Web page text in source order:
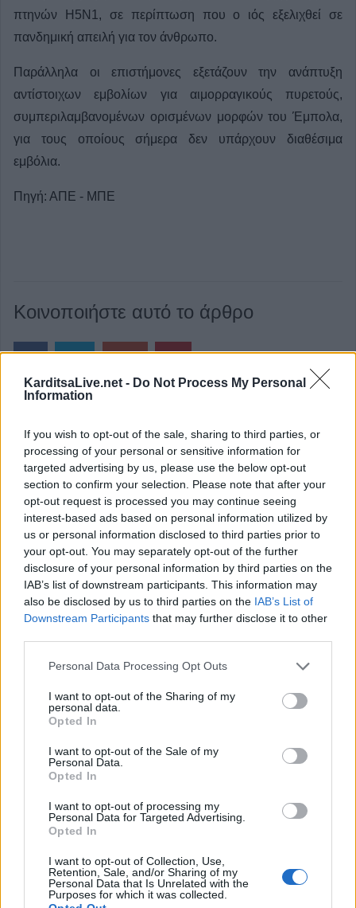
KarditsaLive.net - Do Not Process My Personal
Information
If you wish to opt-out of the sale, sharing to third parties, or
processing of your personal or sensitive information for
targeted advertising by us, please use the below opt-out
section to confirm your selection. Please note that after your
opt-out request is processed you may continue seeing
interest-based ads based on personal information utilized by
us or personal information disclosed to third parties prior to
your opt-out. You may separately opt-out of the further
disclosure of your personal information by third parties on the
IAB’s list of downstream participants. This information may
also be disclosed by us to third parties on the IAB’s List of
Downstream Participants that may further disclose it to other
Personal Data Processing Opt Outs
I want to opt-out of the Sharing of my
personal data.
Opted In
I want to opt-out of the Sale of my
Personal Data.
Opted In
I want to opt-out of processing my
Personal Data for Targeted Advertising.
Opted In
I want to opt-out of Collection, Use,
Retention, Sale, and/or Sharing of my
Personal Data that Is Unrelated with the
Purposes for which it was collected.
πτηνών H5N1, σε περίπτωση που ο ιός εξελιχθεί σε
πανδημική απειλή για τον άνθρωπο.
Παράλληλα οι επιστήμονες εξετάζουν την ανάπτυξη
αντίστοιχων εμβολίων για αιμορραγικούς πυρετούς,
συμπεριλαμβανομένων ορισμένων μορφών του Έμπολα,
για τους οποίους σήμερα δεν υπάρχουν διαθέσιμα
εμβόλια.
Πηγή: ΑΠΕ - ΜΠΕ
Κοινοποιήστε αυτό το άρθρο
ΕΠΑΓΓΕΛΜΑΤΙΕΣ ΥΓΕΙΑΣ
ΑΓΓΕΛΙΕΣ